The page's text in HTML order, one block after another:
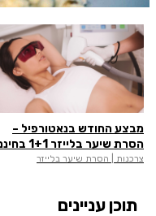
מבצע החודש בנאטורפיל –
הסרת שיער בלייזר 1+1 בחינם
צרכנות | הסרת שיער בלייזר
תוכן עניינים